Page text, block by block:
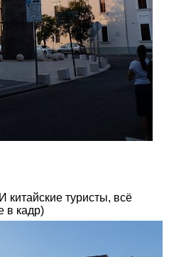
туристы, всё
в кадр)